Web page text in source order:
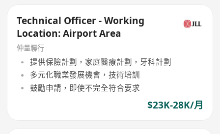
Technical Officer - Working
Location: Airport Area
仲量聯行
提供保險計劃，家庭醫療計劃，牙科計劃
多元化職業發展機會，技術培訓
鼓勵申請，即使不完全符合要求
$23K-28K/月